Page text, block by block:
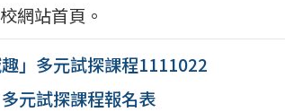
網站首頁。
」多元試探課程1111022
元試探課程報名表